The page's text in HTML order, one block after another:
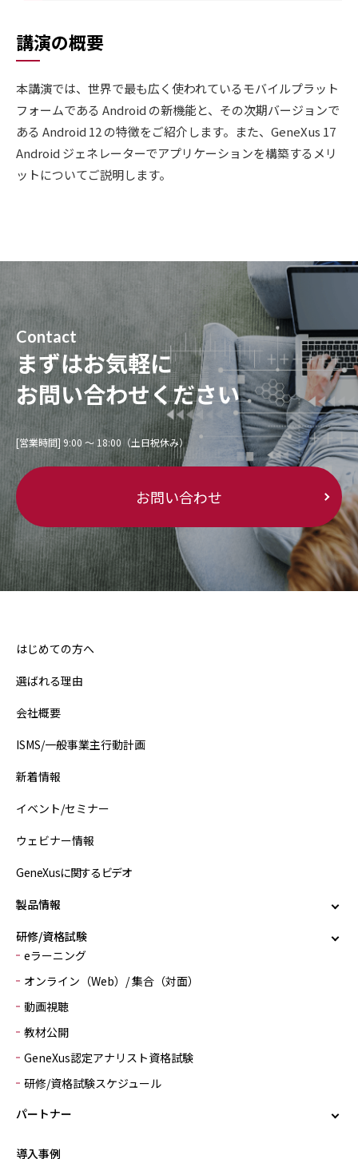
講演の概要
本講演では、世界で最も広く使われているモバイルプラット
フォームである Android の新機能と、その次期バージョンで
ある Android 12 の特徴をご紹介します。また、GeneXus 17
Android ジェネレーターでアプリケーションを構築するメリ
ットについてご説明します。
Contact
まずはお気軽に
お問い合わせください
[営業時間] 9:00 〜 18:00（土日祝休み）
お問い合わせ
はじめての方へ
選ばれる理由
会社概要
ISMS/一般事業主行動計画
新着情報
イベント/セミナー
ウェビナー情報
GeneXusに関するビデオ
製品情報
研修/資格試験
eラーニング
オンライン（Web）/ 集合（対面）
動画視聴
教材公開
GeneXus認定アナリスト資格試験
研修/資格試験スケジュール
パートナー
導入事例